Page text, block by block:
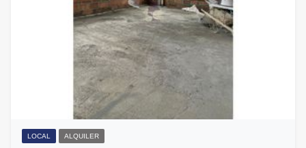
LOCAL ALQUILER